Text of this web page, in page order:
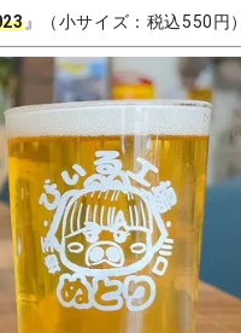
』（小サイズ：税込550円）